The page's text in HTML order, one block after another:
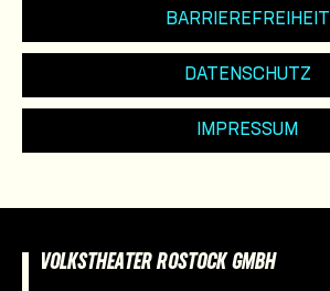
BARRIEREFREIHEIT
DATENSCHUTZ
IMPRESSUM
VOLKSTHEATER ROSTOCK GMBH